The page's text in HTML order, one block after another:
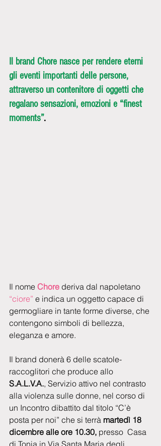
Il brand Chore nasce per rendere eterni
gli eventi importanti delle persone,
attraverso un contenitore di oggetti che
regalano sensazioni, emozioni e “finest
moments”.
​Il nome Chore deriva dal napoletano
“ciore” e indica un oggetto capace di
germogliare in tante forme diverse, che
contengono simboli di bellezza,
eleganza e amore.
Il brand donerà 6 delle scatole-
raccoglitori che produce allo
S.A.L.V.A., Servizio attivo nel contrasto
alla violenza sulle donne, nel corso di
un Incontro dibattito dal titolo “C’è
posta per noi” che si terrà martedì 18
dicembre alle ore 10.30, presso  Casa